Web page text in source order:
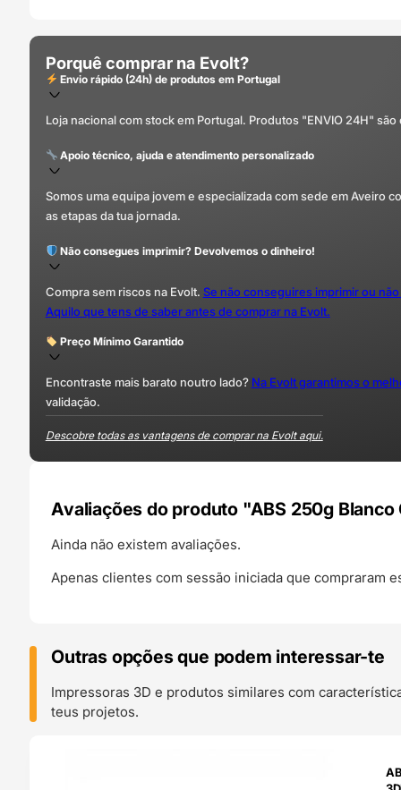
Porquê comprar na Evolt?
Envio rápido (24h) de produtos em Portugal
Loja nacional com stock em Portugal. Produtos "ENVIO 24H"
Apoio técnico, ajuda e atendimento personalizado
Somos uma equipa jovem e especializada com sede em Aveiro
as etapas da tua jornada.
Não consegues imprimir? Devolvemos o dinheiro!
Compra sem riscos na Evolt. Se não conseguires imprimir ou
Aquilo que tens de saber antes de comprar na Evolt.
Preço Mínimo Garantido
Encontraste mais barato noutro lado? Na Evolt garantimos o
validação.
Descobre todas as vantagens de comprar na Evolt aqui.
Avaliações do produto "ABS 250g Blanco
Ainda não existem avaliações.
Apenas clientes com sessão iniciada que compraram
Outras opções que podem interessar-te
Impressoras 3D e produtos similares com
teus projetos.